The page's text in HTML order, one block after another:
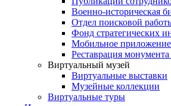
Военно-историческая
Отдел поисковой
Фонд стратегических
Мобильное
Реставрация
Виртуальный музей
Виртуальные выставки
Музейные коллекции
Виртуальные туры